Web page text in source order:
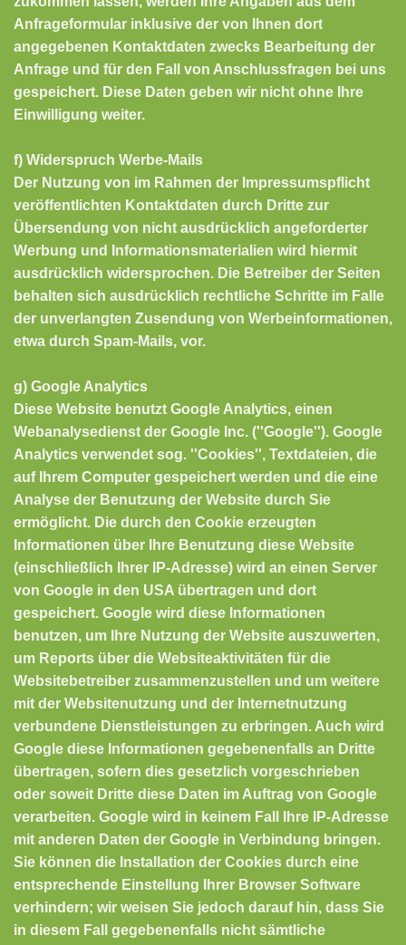
Anfrageformular inklusive der von Ihnen dort
angegebenen Kontaktdaten zwecks Bearbeitung der
Anfrage und für den Fall von Anschlussfragen bei uns
gespeichert. Diese Daten geben wir nicht ohne Ihre
Einwilligung weiter.
f) Widerspruch Werbe-Mails
Der Nutzung von im Rahmen der Impressumspflicht
veröffentlichten Kontaktdaten durch Dritte zur
Übersendung von nicht ausdrücklich angeforderter
Werbung und Informationsmaterialien wird hiermit
ausdrücklich widersprochen. Die Betreiber der Seiten
behalten sich ausdrücklich rechtliche Schritte im Falle
der unverlangten Zusendung von Werbeinformationen,
etwa durch Spam-Mails, vor.
g) Google Analytics
Diese Website benutzt Google Analytics, einen
Webanalysedienst der Google Inc. (''Google''). Google
Analytics verwendet sog. ''Cookies'', Textdateien, die
auf Ihrem Computer gespeichert werden und die eine
Analyse der Benutzung der Website durch Sie
ermöglicht. Die durch den Cookie erzeugten
Informationen über Ihre Benutzung diese Website
(einschließlich Ihrer IP-Adresse) wird an einen Server
von Google in den USA übertragen und dort
gespeichert. Google wird diese Informationen
benutzen, um Ihre Nutzung der Website auszuwerten,
um Reports über die Websiteaktivitäten für die
Websitebetreiber zusammenzustellen und um weitere
mit der Websitenutzung und der Internetnutzung
verbundene Dienstleistungen zu erbringen. Auch wird
Google diese Informationen gegebenenfalls an Dritte
übertragen, sofern dies gesetzlich vorgeschrieben
oder soweit Dritte diese Daten im Auftrag von Google
verarbeiten. Google wird in keinem Fall Ihre IP-Adresse
mit anderen Daten der Google in Verbindung bringen.
Sie können die Installation der Cookies durch eine
entsprechende Einstellung Ihrer Browser Software
verhindern; wir weisen Sie jedoch darauf hin, dass Sie
in diesem Fall gegebenenfalls nicht sämtliche